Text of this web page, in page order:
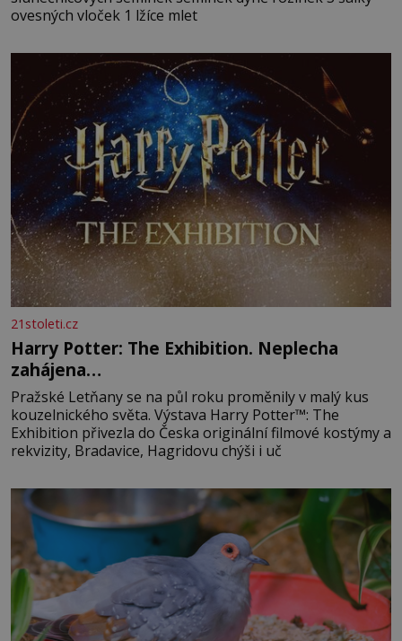
ovesných vloček 1 lžíce mlet
21stoleti.cz
Harry Potter: The Exhibition. Neplecha
zahájena…
Pražské Letňany se na půl roku proměnily v malý kus
kouzelnického světa. Výstava Harry Potter™: The
Exhibition přivezla do Česka originální filmové kostýmy a
rekvizity, Bradavice, Hagridovu chýši i uč